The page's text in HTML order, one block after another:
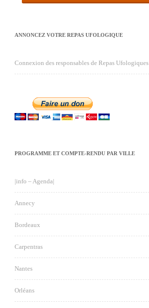
ANNONCEZ VOTRE REPAS UFOLOGIQUE
Connexion des responsables de Repas Ufologiques
PROGRAMME ET COMPTE-RENDU PAR VILLE
|info – Agenda|
Annecy
Bordeaux
Carpentras
Nantes
Orléans